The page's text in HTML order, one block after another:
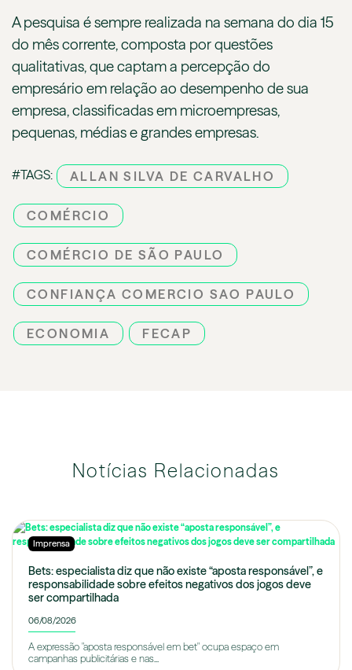
A pesquisa é sempre realizada na semana do dia 15
do mês corrente, composta por questões
qualitativas, que captam a percepção do
empresário em relação ao desempenho de sua
empresa, classificadas em microempresas,
pequenas, médias e grandes empresas.
#TAGS: ALLAN SILVA DE CARVALHO
COMÉRCIO
COMÉRCIO DE SÃO PAULO
CONFIANÇA COMERCIO SAO PAULO
ECONOMIA FECAP
Notícias Relacionadas
Imprensa
Bets: especialista diz que não existe “aposta responsável”, e
responsabilidade sobre efeitos negativos dos jogos deve
ser compartilhada
06/08/2026
A expressão "aposta responsável em bet" ocupa espaço em
campanhas publicitárias e nas...